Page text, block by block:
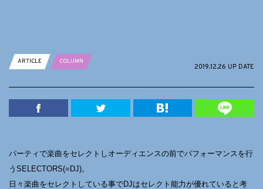
ARTICLE
COLUMN
2019.12.26 UP DATE
パーティで楽曲をセレクトしオーディエンスの前でパフォーマンスを行
うSELECTORS(=DJ)。
日々楽曲をセレクトしている事でDJはセレクト能力が優れていると考